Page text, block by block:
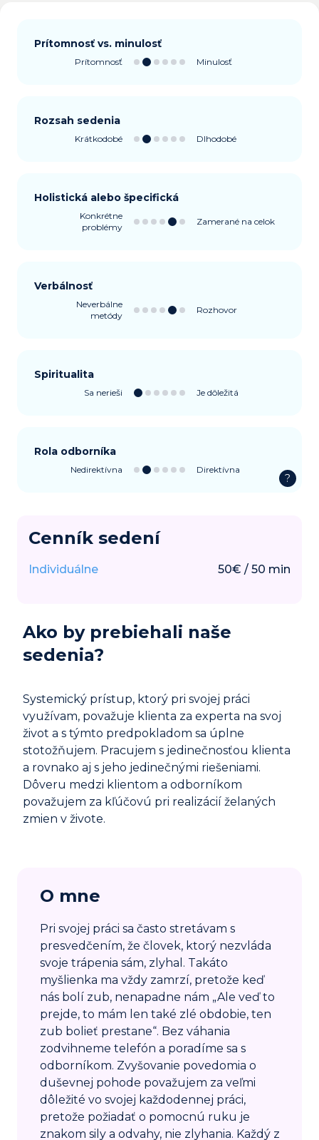
Prítomnosť vs. minulosť
Prítomnosť Minulosť
Rozsah sedenia
Krátkodobé Dlhodobé
Holistická alebo špecifická
Konkrétne
problémy
Zamerané na celok
Verbálnosť
Neverbálne
metódy
Rozhovor
Spiritualita
Sa nerieši Je dôležitá
Rola odborníka
Nedirektívna Direktívna
?
Cenník sedení
Individuálne 50€ / 50 min
Ako by prebiehali naše
sedenia?
Systemický prístup, ktorý pri svojej práci
využívam, považuje klienta za experta na svoj
život a s týmto predpokladom sa úplne
stotožňujem. Pracujem s jedinečnosťou klienta
a rovnako aj s jeho jedinečnými riešeniami.
Dôveru medzi klientom a odborníkom
považujem za kľúčovú pri realizácií želaných
zmien v živote.
O mne
Pri svojej práci sa často stretávam s
presvedčením, že človek, ktorý nezvláda
svoje trápenia sám, zlyhal. Takáto
myšlienka ma vždy zamrzí, pretože keď
nás bolí zub, nenapadne nám „Ale veď to
prejde, to mám len také zlé obdobie, ten
zub bolieť prestane“. Bez váhania
zodvihneme telefón a poradíme sa s
odborníkom. Zvyšovanie povedomia o
duševnej pohode považujem za veľmi
dôležité vo svojej každodennej práci,
pretože požiadať o pomocnú ruku je
znakom sily a odvahy, nie zlyhania. Každý z